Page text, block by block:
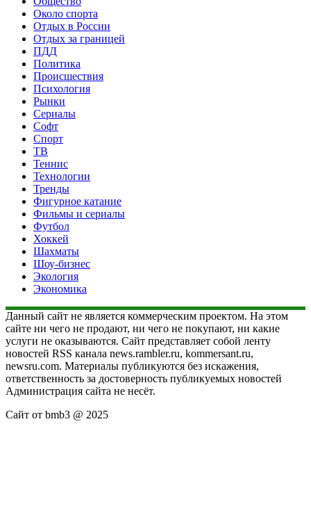
Около спорта
Отдых в России
Отдых за границей
ПДД
Политика
Происшествия
Психология
Рынки
Сериалы
Софт
Спорт
ТВ
Теннис
Технологии
Тренды
Фигурное катание
Фильмы и сериалы
Футбол
Хоккей
Шахматы
Шоу-бизнес
Экология
Экономика
Данный сайт не является коммерческим проектом. На этом
сайте ни чего не продают, ни чего не покупают, ни какие
услуги не оказываются. Сайт представляет собой ленту
новостей RSS канала news.rambler.ru, kommersant.ru,
newsru.com. Материалы публикуются без искажения,
ответственность за достоверность публикуемых новостей
Администрация сайта не несёт.
Сайт от bmb3 @ 2025